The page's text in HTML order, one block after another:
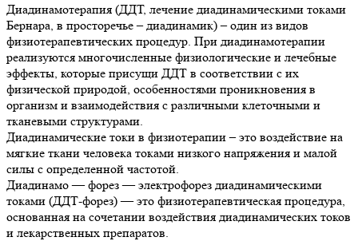
Диадинамотерапия (ДДТ, лечение диадинамическими токами
Бернара, в просторечье – диадинамик) – один из видов
физиотерапевтических процедур. При диадинамотерапии
реализуются многочисленные физиологические и лечебные
эффекты, которые присущи ДДТ в соответствии с их
физической природой, особенностями проникновения в
организм и взаимодействия с различными клеточными и
тканевыми структурами.
Диадинамические токи в физиотерапии – это воздействие на
мягкие ткани человека токами низкого напряжения и малой
силы с определенной частотой.
Диадинамо — форез — электрофорез диадинамическими
токами (ДДТ-форез) — это физиотерапевтическая процедура,
основанная на сочетании воздействия диадинамических токов
и лекарственных препаратов.